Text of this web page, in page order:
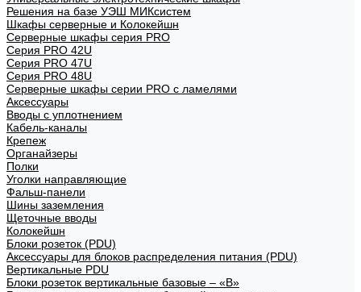
Решения на базе УЭШ МИКсистем
Шкафы серверные и Колокейшн
Серверные шкафы серия PRO
Серия PRO 42U
Серия PRO 47U
Серия PRO 48U
Серверные шкафы серии PRO с ламелями
Аксессуары
Вводы с уплотнением
Кабель-каналы
Крепеж
Органайзеры
Полки
Уголки направляющие
Фальш-панели
Шины заземления
Щеточные вводы
Колокейшн
Блоки розеток (PDU)
Аксессуары для блоков распределения питания (PDU)
Вертикальные PDU
Блоки розеток вертикальные базовые – «В»